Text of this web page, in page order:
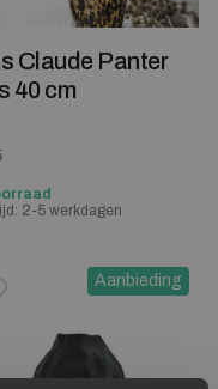
Claude Panter
40 cm
2-5 werkdagen
Aanbieding
aan
van verlanglijst